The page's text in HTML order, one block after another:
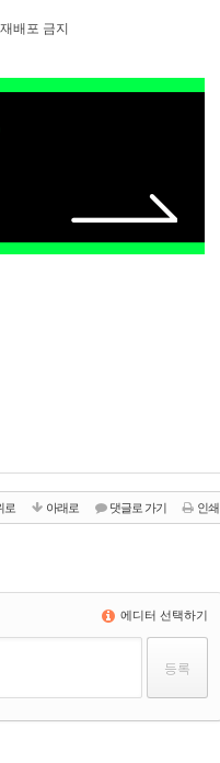
배포 금지
로 아래로 댓글로 가기 인쇄
에디터 선택하기